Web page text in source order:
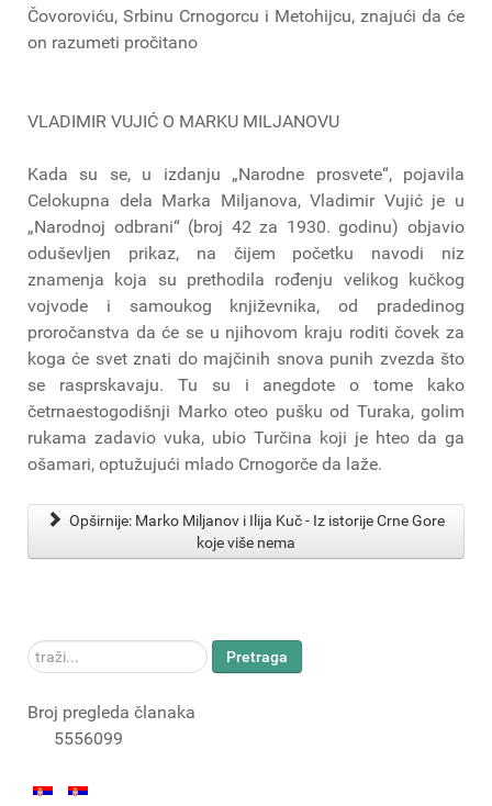
Čovoroviću, Srbinu Crnogorcu i Metohijcu, znajući da će
on razumeti pročitano
VLADIMIR VUJIĆ O MARKU MILJANOVU
Kada su se, u izdanju „Narodne prosvete“, pojavila
Celokupna dela Marka Miljanova, Vladimir Vujić je u
„Narodnoj odbrani“ (broj 42 za 1930. godinu) objavio
oduševljen prikaz, na čijem početku navodi niz
znamenja koja su prethodila rođenju velikog kučkog
vojvode i samoukog književnika, od pradedinog
proročanstva da će se u njihovom kraju roditi čovek za
koga će svet znati do majčinih snova punih zvezda što
se rasprskavaju. Tu su i anegdote o tome kako
četrnaestogodišnji Marko oteo pušku od Turaka, golim
rukama zadavio vuka, ubio Turčina koji je hteo da ga
ošamari, optužujući mlado Crnogorče da laže.
Opširnije: Marko Miljanov i Ilija Kuč - Iz istorije Crne Gore
koje više nema
traži... Pretraga
Broj pregleda članaka
5556099